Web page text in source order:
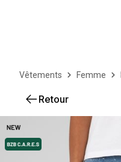
Vêtements Femme
Retour